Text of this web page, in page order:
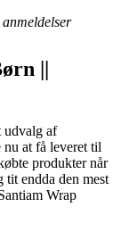
anmeldelser
||
udvalg af
at få leveret til
produkter når
tit endda den mest
Wrap